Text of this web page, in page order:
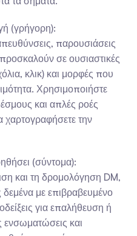
(γρήγορη):
παρουσιάσεις
σε ουσιαστικές
κλικ) και μορφές που
Χρησιμοποιήστε
και απλές ροές
χαρτογραφήσετε την
(σύντομα):
και τη δρομολόγηση DM,
με επιβραβευμένο
για επαλήθευση ή
ενσωματώσεις και